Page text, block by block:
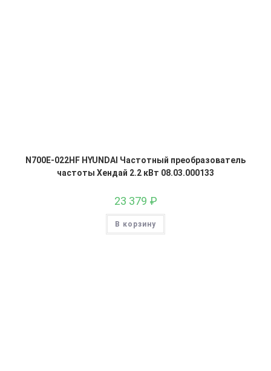
N700E-022HF HYUNDAI Частотный преобразователь
частоты Хендай 2.2 кВт 08.03.000133
23 379 ₽
В корзину